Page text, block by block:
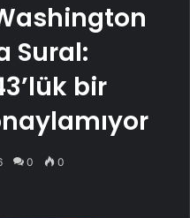
Sural:
bir
0 0